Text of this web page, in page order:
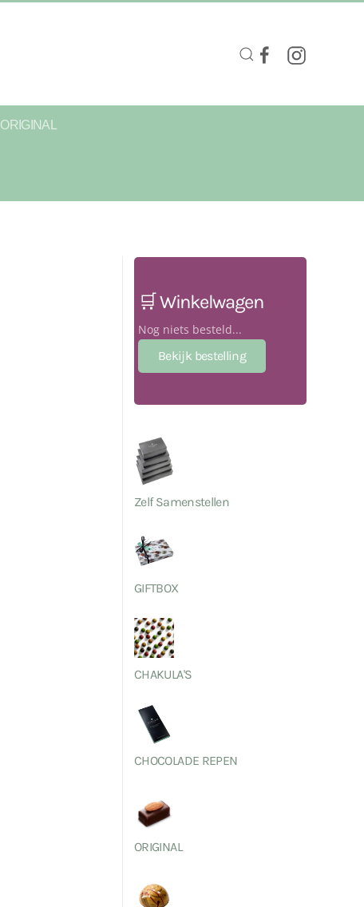
ORIGINAL
🛒 Winkelwagen
Nog niets besteld...
Zelf Samenstellen
GIFTBOX
CHAKULA'S
CHOCOLADE REPEN
ORIGINAL